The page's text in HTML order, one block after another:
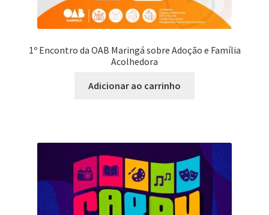
1º Encontro da OAB Maringá sobre Adoção e Família
Acolhedora
Adicionar ao carrinho